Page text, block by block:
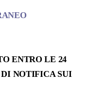
ENTRO LE 24
NOTIFICA SUI